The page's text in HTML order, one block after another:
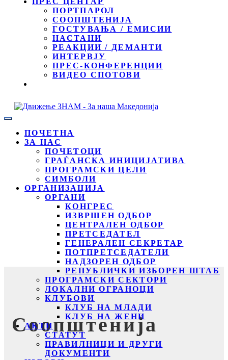
ПОРТПАРОЛ
СООПШТЕНИЈА
ГОСТУВАЊА / ЕМИСИИ
НАСТАНИ
РЕАКЦИИ / ДЕМАНТИ
ИНТЕРВЈУ
ПРЕС-КОНФЕРЕНЦИИ
ВИДЕО СПОТОВИ
ПОЧЕТНА
ЗА НАС
ПОЧЕТОЦИ
ГРАЃАНСКА ИНИЦИЈАТИВА
ПРОГРАМСКИ ЦЕЛИ
СИМБОЛИ
ОРГАНИЗАЦИЈА
ОРГАНИ
КОНГРЕС
ИЗВРШЕН ОДБОР
ЦЕНТРАЛЕН ОДБОР
ПРЕТСЕДАТЕЛ
ГЕНЕРАЛЕН СЕКРЕТАР
ПОТПРЕТСЕДАТЕЛИ
НАДЗОРЕН ОДБОР
РЕПУБЛИЧКИ ИЗБОРЕН ШТАБ
ПРОГРАМСКИ СЕКТОРИ
ЛОКАЛНИ ОГРАНОЦИ
КЛУБОВИ
КЛУБ НА МЛАДИ
КЛУБ НА ЖЕНИ
АКТИ
СТАТУТ
ПРАВИЛНИЦИ И ДРУГИ
ДОКУМЕНТИ
Соопштенија